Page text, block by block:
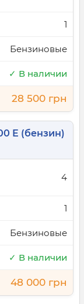
1
Бензиновые
✓ В наличии
28 500 грн
Е (бензин)
4
1
Бензиновые
✓ В наличии
48 000 грн